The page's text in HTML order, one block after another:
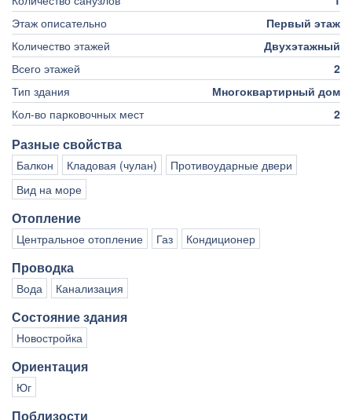
Этаж описательно
Первый этаж
Количество этажей
Двухэтажный
Всего этажей
2
Тип здания
Многоквартирный дом
Кол-во парковочных мест
2
Разные свойства
Балкон Кладовая (чулан)
Противоударные двери
Вид на море
Отопление
Центральное отопление Газ Кондиционер
Проводка
Вода Канализация
Состояние здания
Новостройка
Ориентация
Юг
Поблизости